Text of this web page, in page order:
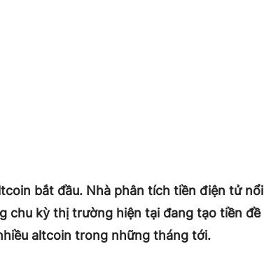
bắt đầu. Nhà phân tích tiền điện tử nổi
chu kỳ thị trường hiện tại đang tạo tiền đề
altcoin trong những tháng tới.